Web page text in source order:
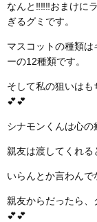
なんと‼️‼️‼️おまけに
ぎるグミです。
マスコットの種類
ーの12種類です。
そして私の狙いは
💕💕
シナモンくんは心
親友は渡してくれ
いらんとか言わん
親友からだったら
💕💕